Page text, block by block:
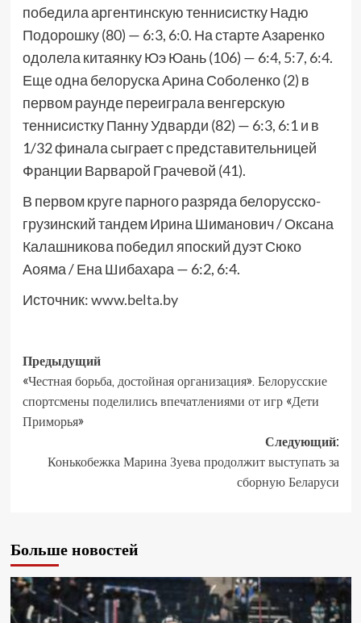
победила аргентинскую теннисистку Надю
Подорошку (80) — 6:3, 6:0. На старте Азаренко
одолела китаянку Юэ Юань (106) — 6:4, 5:7, 6:4.
Еще одна белоруска Арина Соболенко (2) в
первом раунде переиграла венгерскую
теннисистку Панну Удварди (82) — 6:3, 6:1 и в
1/32 финала сыграет с представительницей
Франции Варварой Грачевой (41).
В первом круге парного разряда белорусско-
грузинский тандем Ирина Шиманович / Оксана
Калашникова победил япоский дуэт Сюко
Аояма / Ена Шибахара — 6:2, 6:4.
Источник:www.belta.by
Предыдущий
«Честная борьба, достойная организация». Белорусские
спортсмены поделились впечатлениями от игр «Дети
Приморья»
Следующий:
Конькобежка Марина Зуева продолжит выступать за
сборную Беларуси
Больше новостей